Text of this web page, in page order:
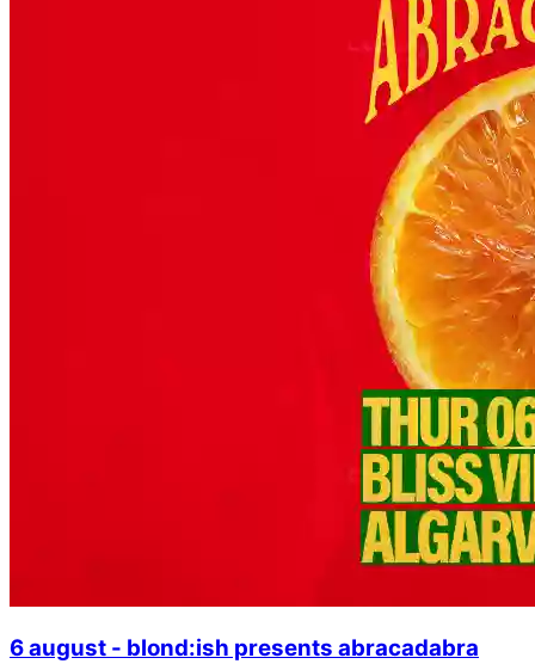
6 august - blond:ish presents abracadabra